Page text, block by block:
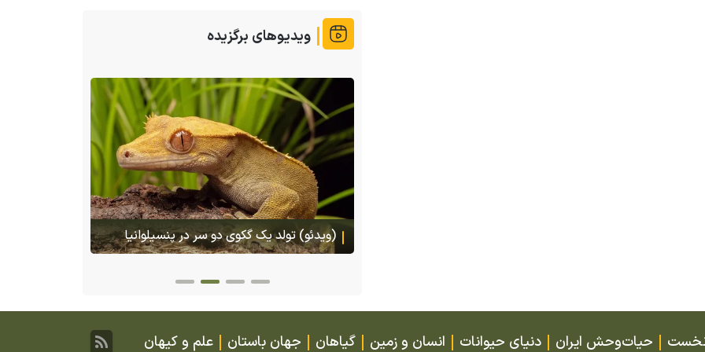
ویدیوهای برگزیده
(ویدئو) تولد یک گکوی دو سر در پنسیلوانیا
حیات‌وحش ایران دنیای حیوانات انسان و زمین گیاهان جهان باستان علم و کیهان